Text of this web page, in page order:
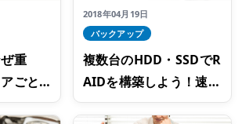
重
ごと
存先
2018年04月19日
バックアップ
複数台のHDD・SSDでR
AIDを構築しよう！速度
や安全性を高める方法